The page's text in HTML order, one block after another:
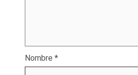
Nombre *